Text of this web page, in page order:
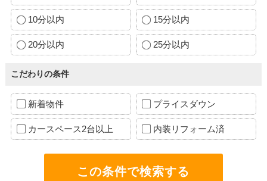
10分以内 15分以内
20分以内 25分以内
こだわりの条件
新着物件 プライスダウン
カースペース2台以上 内装リフォーム済